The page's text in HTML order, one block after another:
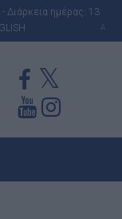
Διάρκεια ημέρας: 13
A